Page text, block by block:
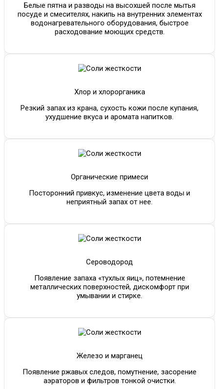
Белые пятна и разводы на высохшей после мытья
посуде и смесителях, накипь на внутренних элементах
водонагревательного оборудования, быстрое
расходование моющих средств.
Хлор и хлорорганика
Резкий запах из крана, сухость кожи после купания,
ухудшение вкуса и аромата напитков.
Органические примеси
Посторонний привкус, изменение цвета воды и
неприятный запах от нее.
Сероводород
Появление запаха «тухлых яиц», потемнение
металлических поверхностей, дискомфорт при
умывании и стирке.
Железо и марганец
Появление ржавых следов, помутнение, засорение
аэраторов и фильтров тонкой очистки.